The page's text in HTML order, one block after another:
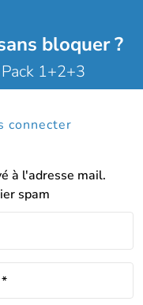
bloquer ?
1+2+3
connecter
à l'adresse mail.
spam
*